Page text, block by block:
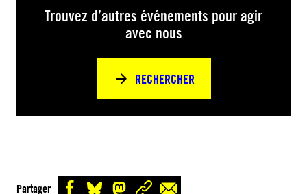
Trouvez d’autres événements pour agir
avec nous
RECHERCHER
Partager